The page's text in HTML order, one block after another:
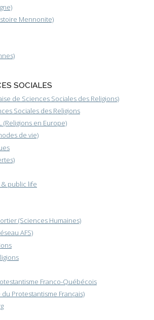
Mennonite)
SOCIALES
de Sciences Sociales des Religions)
Sociales des Religions
(Religions en Europe)
de vie)
& public life
(Sciences Humaines)
AFS)
Franco-Québécois
Protestantisme Français)